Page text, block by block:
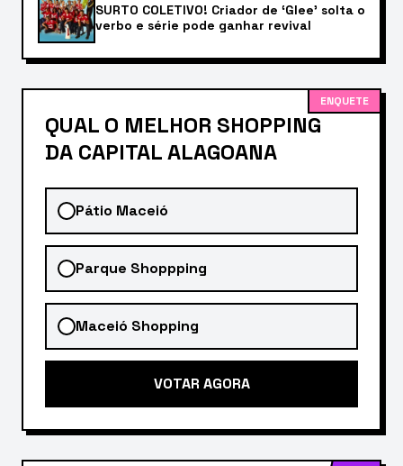
SURTO COLETIVO! Criador de ‘Glee’ solta o
verbo e série pode ganhar revival
ENQUETE
QUAL O MELHOR SHOPPING
DA CAPITAL ALAGOANA
Pátio Maceió
Parque Shoppping
Maceió Shopping
VOTAR AGORA